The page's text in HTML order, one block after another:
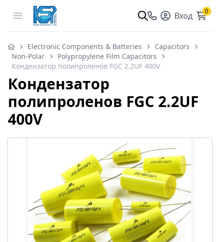
Open menu Вход 0
Electronic Components & Batteries
Capacitors
Non-Polar
Polypropylene Film Capacitors
Кондензатор полипроленов FGC 2.2UF 400V
Кондензатор
полипроленов FGC 2.2UF
400V